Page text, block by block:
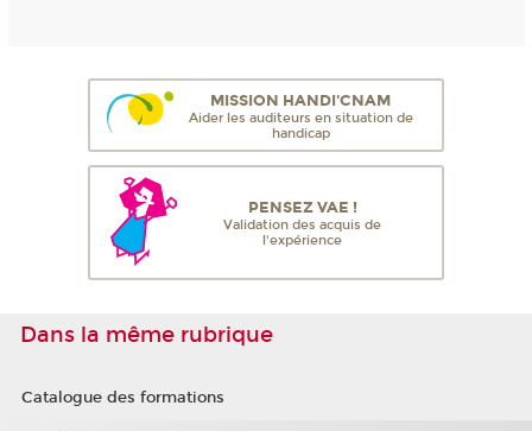
MISSION HANDI'CNAM
Aider les auditeurs en situation de
handicap
PENSEZ VAE !
Validation des acquis de
l'expérience
Dans la même rubrique
Catalogue des formations